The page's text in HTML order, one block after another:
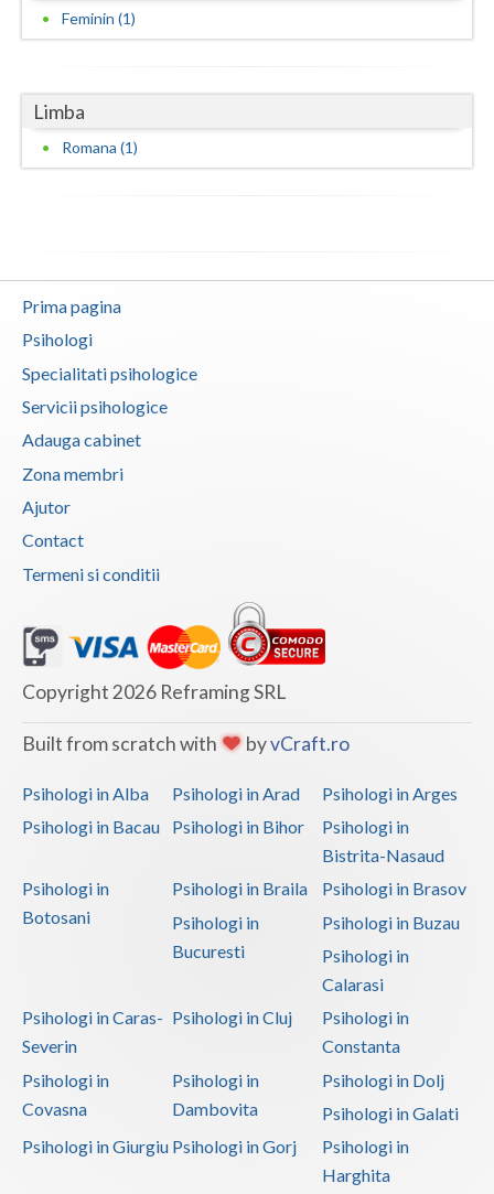
Suceava
Timis
Tulcea
Vrancea
Feminin (1)
Limba
Romana (1)
Prima pagina
Psihologi
Specialitati psihologice
Servicii psihologice
Adauga cabinet
Zona membri
Ajutor
Contact
Termeni si conditii
Copyright 2026 Reframing SRL
Built from scratch with byvCraft.ro
Psihologi in Alba Psihologi in Arad
Psihologi in Arges
Psihologi in Bacau
Psihologi in Bihor
Psihologi in
Bistrita-Nasaud
Psihologi in
Botosani
Psihologi in Braila
Psihologi in Brasov
Psihologi in
Bucuresti
Psihologi in Buzau
Psihologi in
Calarasi
Psihologi in Caras-
Severin
Psihologi in Cluj
Psihologi in
Constanta
Psihologi in
Covasna
Psihologi in
Dambovita
Psihologi in Dolj
Psihologi in Galati
Psihologi in Giurgiu Psihologi in Gorj
Psihologi in
Harghita